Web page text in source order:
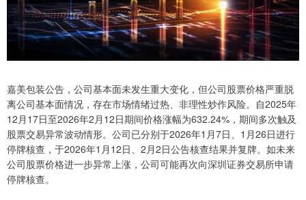
嘉美包装公告，公司基本面未发生重大变化，但公司股票价格严重脱
离公司基本面情况，存在市场情绪过热、非理性炒作风险。自2025年
12月17日至2026年2月12日期间价格涨幅为632.24%，期间多次触及
股票交易异常波动情形。公司已分别于2026年1月7日、1月26日进行
停牌核查，于2026年1月12日、2月2日公告核查结果并复牌。如未来
公司股票价格进一步异常上涨，公司可能再次向深圳证券交易所申请
停牌核查。